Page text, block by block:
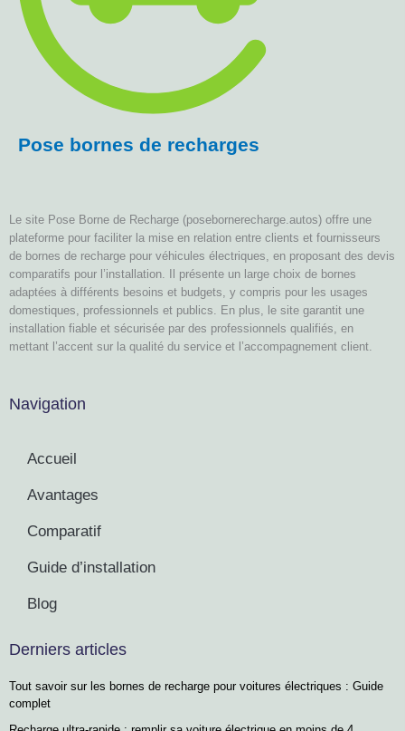
Pose bornes de recharges
Le site Pose Borne de Recharge (posebornerecharge.autos) offre une
plateforme pour faciliter la mise en relation entre clients et fournisseurs
de bornes de recharge pour véhicules électriques, en proposant des devis
comparatifs pour l’installation. Il présente un large choix de bornes
adaptées à différents besoins et budgets, y compris pour les usages
domestiques, professionnels et publics. En plus, le site garantit une
installation fiable et sécurisée par des professionnels qualifiés, en
mettant l’accent sur la qualité du service et l’accompagnement client.
Navigation
Accueil
Avantages
Comparatif
Guide d’installation
Blog
Derniers articles
Tout savoir sur les bornes de recharge pour voitures électriques : Guide
complet